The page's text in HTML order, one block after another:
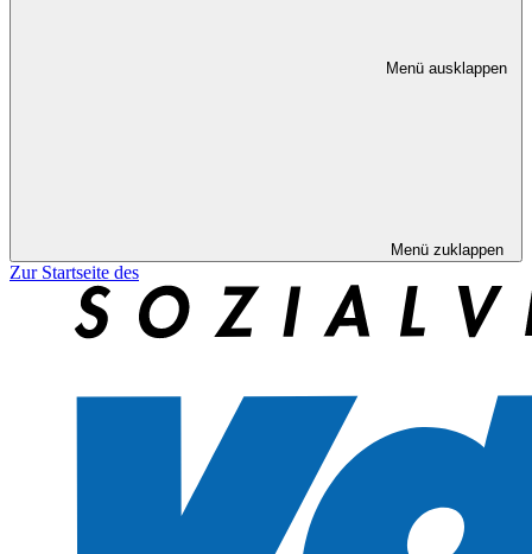
Menü ausklappen
Menü zuklappen
Zur Startseite des